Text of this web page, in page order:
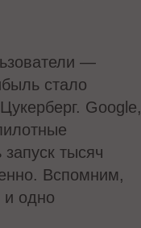
—
стало
Google,
тысяч
Вспомним,
и одно